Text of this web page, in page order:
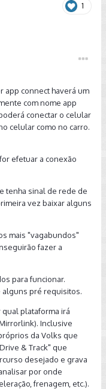
1
app connect haverá um
com nome app
conectar o celular
celular como no carro.
efetuar a conexão
tenha sinal de rede de
vez baixar alguns
mais "vagabundos"
fazer a
para funcionar.
alguns pré requisitos.
plataforma irá
Inclusive
da Volks que
& Track" que
desejado e grava
por onde
frenagem, etc.).